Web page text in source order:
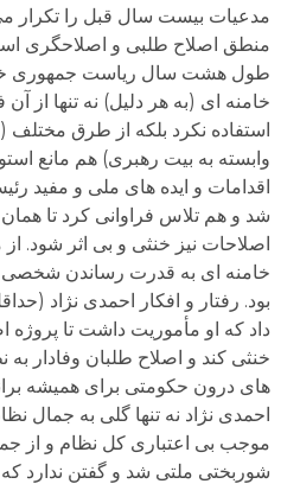
مدعیات بیست سال قبل را تکرار
طول هشت سال ریاست جمهوری
خامنه ای (به هر دلیل) نه تنها از
استفاده نکرد بلکه از طرق مختلف
وابسته به بیت رهبری) هم مانع
اقدامات و ایده های ملی و مفید
شد و هم تلاس فراوانی کرد تا
اصلاحات نیز خنثی و بی اثر شود.
خامنه ای به قدرت رساندن شخصی
بود. رفتار و افکار احمدی نژاد
داد که او مأموریت داشت تا پروژه
خنثی کند و اصلاح طلبان وفادار
های درون حکومتی برای همیشه
احمدی نژاد نه تنها گلی به جمال
موجب بی اعتباری کل نظام و از
شوربختی ملتی شد و گفتن ندارد که